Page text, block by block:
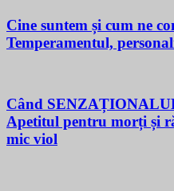
Cine suntem și cum ne
Temperamentul,
Când
Apetitul pentru morți și
mic viol